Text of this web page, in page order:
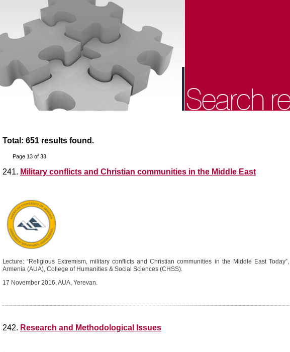
Total: 651 results found.
Page 13 of 33
241. Military conflicts and Christian communities in the Middle East
Լecture: “Religious Extremism, military conflicts and Christian communities in the Middle East
Armenia (AUA), College of Humanities & Social Sciences (CHSS).
17 November 2016, AUA, Yerevan.
242. Research and Methodological Issues